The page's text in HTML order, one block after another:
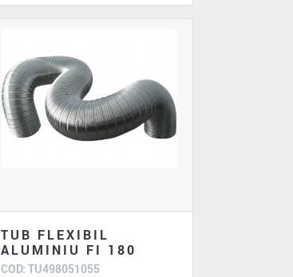
TUB FLEXIBIL
ALUMINIU FI 180
COD: TU498051055